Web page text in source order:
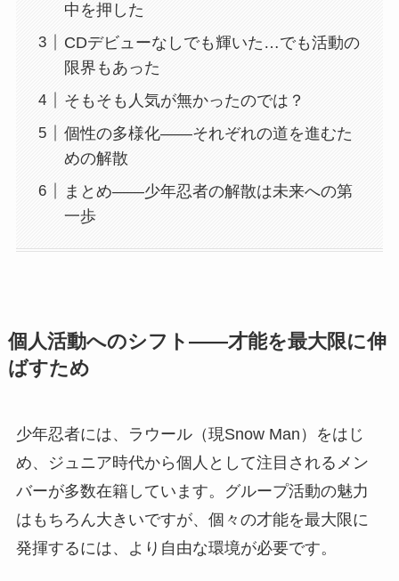
中を押した
CDデビューなしでも輝いた…でも活動の
限界もあった
そもそも人気が無かったのでは？
個性の多様化——それぞれの道を進むた
めの解散
まとめ——少年忍者の解散は未来への第
一歩
個人活動へのシフト——才能を最大限に伸
ばすため
少年忍者には、ラウール（現Snow Man）をはじ
め、ジュニア時代から個人として注目されるメン
バーが多数在籍しています。グループ活動の魅力
はもちろん大きいですが、個々の才能を最大限に
発揮するには、より自由な環境が必要です。